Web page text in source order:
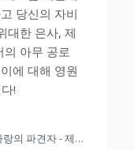
당신의 자비
대한 은사, 제
아무 공로
에 대해 영원
!
헬프타의 성녀 제르트루드 _ 신적 사랑의 파견자 - 제2권 제3장 주님 거처하심의 사랑스런 특성들